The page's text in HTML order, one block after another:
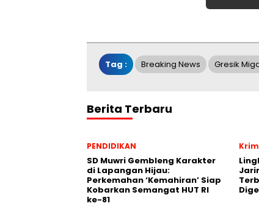
Tag : Breaking News Gresik
Berita Terbaru
PENDIDIKAN
SD Muwri Gembleng Karakter
di Lapangan Hijau:
Perkemahan ‘Kemahiran’ Siap
Kobarkan Semangat HUT RI
ke-81